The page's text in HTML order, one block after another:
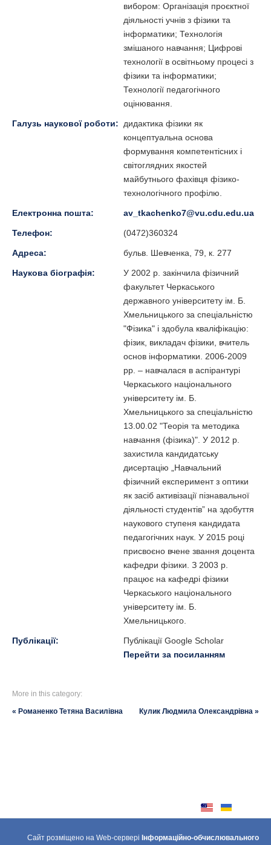
вибором: Організація проєктної
діяльності учнів з фізики та
інформатики; Технологія
змішаного навчання; Цифрові
технології в освітньому процесі з
фізики та інформатики;
Технології педагогічного
оцінювання.
Галузь наукової роботи:
дидактика фізики як
концептуальна основа
формування компетентісних і
світоглядних якостей
майбутнього фахівця фізико-
технологічного профілю.
Електронна пошта: av_tkachenko7@vu.cdu.edu.ua
Телефон: (0472)360324
Адреса: бульв. Шевченка, 79, к. 277
Наукова біографія:
У 2002 р. закінчила фізичний
факультет Черкаського
державного університету ім. Б.
Хмельницького за спеціальністю
"Фізика" і здобула кваліфікацію:
фізик, викладач фізики, вчитель
основ інформатики. 2006-2009
рр. – навчалася в аспірантурі
Черкаського національного
університету ім. Б.
Хмельницького за спеціальністю
13.00.02 "Теорія та методика
навчання (фізика)". У 2012 р.
захистила кандидатську
дисертацію „Навчальний
фізичний експеримент з оптики
як засіб активізації пізнавальної
діяльності студентів” на здобуття
наукового ступеня кандидата
педагогічних наук. У 2015 році
присвоєно вчене звання доцента
кафедри фізики. З 2003 р.
працює на кафедрі фізики
Черкаського національного
університету ім. Б.
Хмельницького.
Публікації:
Публікації Google Scholar
Перейти за посиланням
More in this category:
« Романенко Тетяна Василівна Кулик Людмила Олександрівна »
Сайт розміщено на Web-сервері Інформаційно-обчислювального